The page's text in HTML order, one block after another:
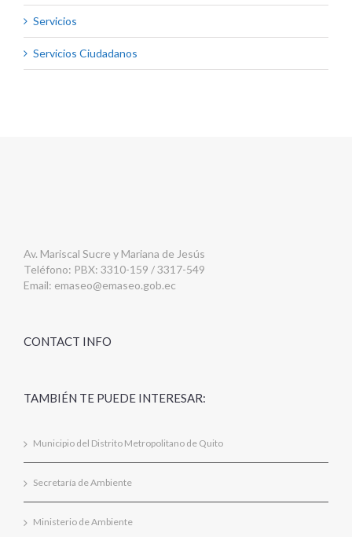
Servicios
Servicios Ciudadanos
Av. Mariscal Sucre y Mariana de Jesús
Teléfono: PBX: 3310-159 / 3317-549
Email: emaseo@emaseo.gob.ec
CONTACT INFO
TAMBIÉN TE PUEDE INTERESAR:
Municipio del Distrito Metropolitano de Quito
Secretaría de Ambiente
Ministerio de Ambiente